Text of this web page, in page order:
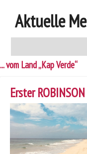
Gastgeber
Aktiv
News
Service
Aktuelle
... vom Land „Kap Verde“
Erster